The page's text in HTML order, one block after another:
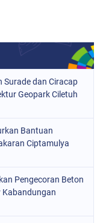
Surade dan Ciracap
Geopark Ciletuh
Bantuan
Ciptamulya
Pengecoran Beton